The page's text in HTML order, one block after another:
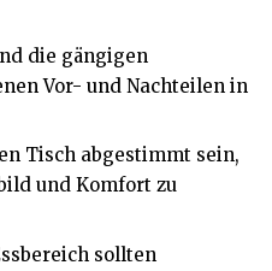
die gängigen
Vor- und Nachteilen in
Tisch abgestimmt sein,
und Komfort zu
sollten